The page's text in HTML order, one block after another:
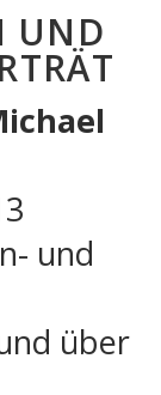
UND
und
über